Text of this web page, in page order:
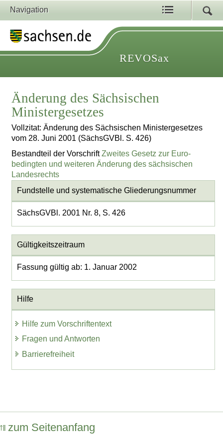
Navigation
REVOSax
Änderung des Sächsischen
Ministergesetzes
Vollzitat: Änderung des Sächsischen Ministergesetzes
vom 28. Juni 2001 (SächsGVBl. S. 426)
Bestandteil der VorschriftZweites Gesetz zur Euro-
bedingten und weiteren Änderung des sächsischen
Landesrechts
Fundstelle und systematische Gliederungsnummer
SächsGVBl. 2001 Nr. 8, S. 426
Gültigkeitszeitraum
Fassung gültig ab: 1. Januar 2002
Hilfe
Hilfe zum Vorschriftentext
Fragen und Antworten
Barrierefreiheit
zum Seitenanfang